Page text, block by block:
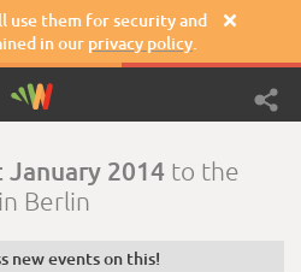
use them for security and
in our privacy policy.

January 2014 to the
in Berlin
new events on this!